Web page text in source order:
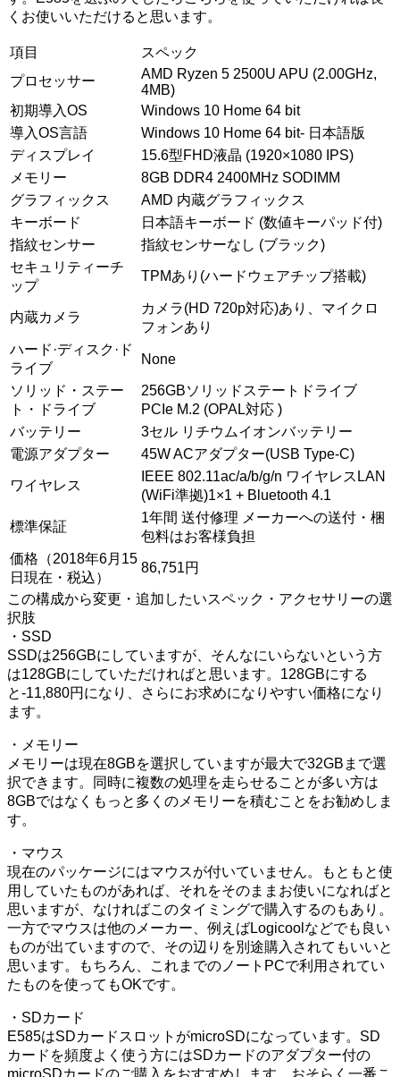
くお使いいただけると思います。
項目
スペック
プロセッサー
AMD Ryzen 5 2500U APU (2.00GHz,
4MB)
初期導入OS
Windows 10 Home 64 bit
導入OS言語
Windows 10 Home 64 bit- 日本語版
ディスプレイ
15.6型FHD液晶 (1920×1080 IPS)
メモリー
8GB DDR4 2400MHz SODIMM
グラフィックス
AMD 内蔵グラフィックス
キーボード
日本語キーボード (数値キーパッド付)
指紋センサー
指紋センサーなし (ブラック)
セキュリティーチ
ップ
TPMあり(ハードウェアチップ搭載)
内蔵カメラ
カメラ(HD 720p対応)あり、マイクロ
フォンあり
ハード·ディスク·ド
ライブ
None
ソリッド・ステー
ト・ドライブ
256GBソリッドステートドライブ
PCIe M.2 (OPAL対応 )
バッテリー
3セル リチウムイオンバッテリー
電源アダプター
45W ACアダプター(USB Type-C)
ワイヤレス
IEEE 802.11ac/a/b/g/n ワイヤレスLAN
(WiFi準拠)1×1 + Bluetooth 4.1
標準保証
1年間 送付修理 メーカーへの送付・梱
包料はお客様負担
価格（2018年6月15
日現在・税込）
86,751円
この構成から変更・追加したいスペック・アクセサリーの選
択肢
・SSD
SSDは256GBにしていますが、そんなにいらないという方
は128GBにしていただければと思います。128GBにする
と-11,880円になり、さらにお求めになりやすい価格になり
ます。
・メモリー
メモリーは現在8GBを選択していますが最大で32GBまで選
択できます。同時に複数の処理を走らせることが多い方は
8GBではなくもっと多くのメモリーを積むことをお勧めしま
す。
・マウス
現在のパッケージにはマウスが付いていません。もともと使
用していたものがあれば、それをそのままお使いになればと
思いますが、なければこのタイミングで購入するのもあり。
一方でマウスは他のメーカー、例えばLogicoolなどでも良い
ものが出ていますので、その辺りを別途購入されてもいいと
思います。もちろん、これまでのノートPCで利用されてい
たものを使ってもOKです。
・SDカード
E585はSDカードスロットがmicroSDになっています。SD
カードを頻度よく使う方にはSDカードのアダプター付の
microSDカードのご購入をおすすめします。おそらく一番こ